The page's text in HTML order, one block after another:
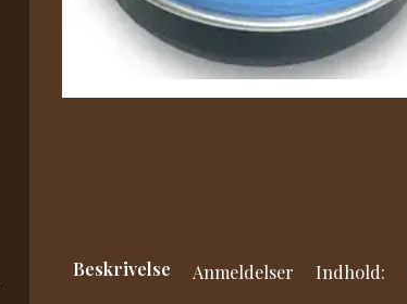
Beskrivelse Anmeldelser Indhold: